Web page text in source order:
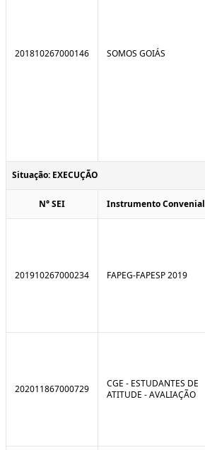
201810267000146 SOMOS GOIÁS
Situação: EXECUÇÃO
N° SEI Instrumento Convenial
201910267000234 FAPEG-FAPESP 2019
202011867000729
CGE - ESTUDANTES DE
ATITUDE - AVALIAÇÃO